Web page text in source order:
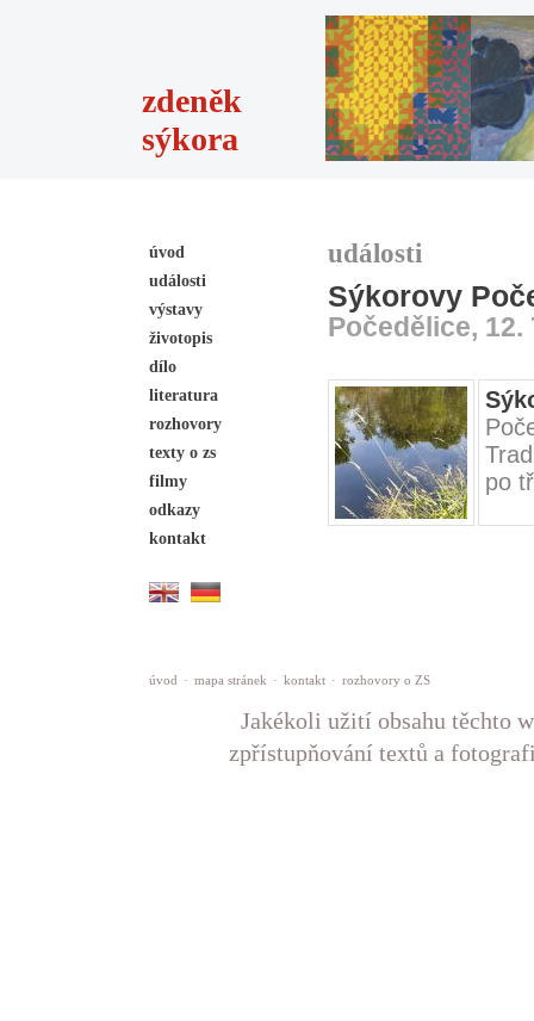
zdeněk
sýkora
úvod
události
výstavy
životopis
dílo
literatura
rozhovory
texty o zs
filmy
odkazy
kontakt
události
Sýkorovy
Počedělice, 12.
po
úvod · mapa stránek · kontakt · rozhovory o ZS
Jakékoli užití obsahu těchto
zpřístupňování textů a